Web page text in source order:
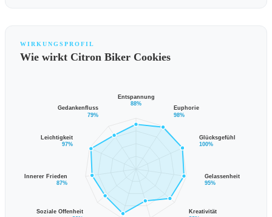
WIRKUNGSPROFIL
Wie wirkt Citron Biker Cookies
Entspannung
88%
Euphorie
98%
Glücksgefühl
100%
Gelassenheit
95%
Kreativität
Soziale Offenheit
Innerer Frieden
87%
Leichtigkeit
97%
Gedankenfluss
79%